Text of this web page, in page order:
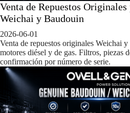
Venta de Repuestos
Weichai y Baudouin
2026-06-01
Venta de repuestos originales Weichai
motores diésel y de gas. Filtros, piezas
confirmación por número de serie.